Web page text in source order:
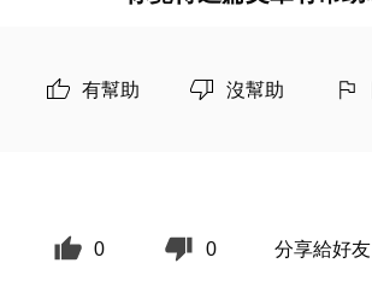
有幫助 沒幫助
0 0 分享給好友